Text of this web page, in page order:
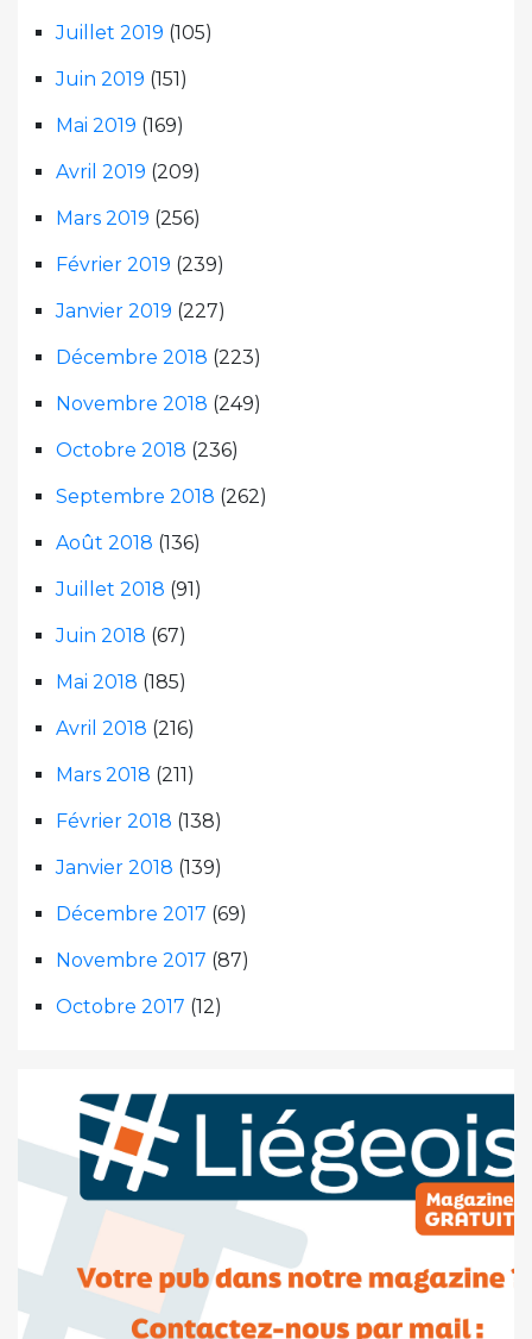
Juillet 2019 (105)
Juin 2019 (151)
Mai 2019 (169)
Avril 2019 (209)
Mars 2019 (256)
Février 2019 (239)
Janvier 2019 (227)
Décembre 2018 (223)
Novembre 2018 (249)
Octobre 2018 (236)
Septembre 2018 (262)
Août 2018 (136)
Juillet 2018 (91)
Juin 2018 (67)
Mai 2018 (185)
Avril 2018 (216)
Mars 2018 (211)
Février 2018 (138)
Janvier 2018 (139)
Décembre 2017 (69)
Novembre 2017 (87)
Octobre 2017 (12)